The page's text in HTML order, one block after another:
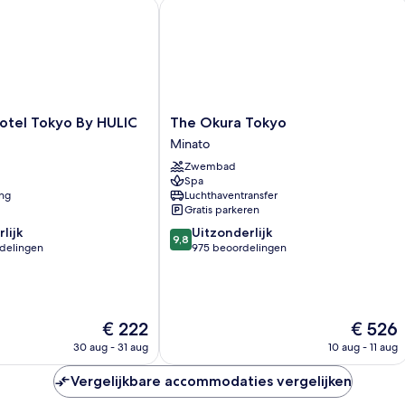
Tokyo By HULIC
De
prijs
is
€ 222
€ 222
30 aug - 31 aug
The
Okura
Tokyo
Minato
The Okura Tokyo
Minato
Zwembad
Spa
Luchthaventransfer
Gratis parkeren
9.8
van
9,8 Uitzonderlijk
975 beoordelingen
De
prijs
is
€ 526
€ 526
10 aug - 11 aug
Vergelijkbare accommodaties vergelijken